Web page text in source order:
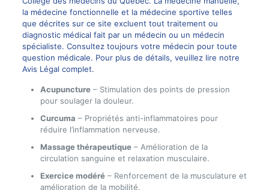
la médecine fonctionnelle et la médecine sportive telles
que décrites sur ce site excluent tout traitement ou
diagnostic médical fait par un médecin ou un médecin
spécialiste. Consultez toujours votre médecin pour toute
question médicale. Pour plus de détails, veuillez lire notre
Avis Légal complet.
Acupuncture– Stimulation des points de pression
pour soulager la douleur.
Curcuma – Propriétés anti-inflammatoires pour
réduire l’inflammation nerveuse.
Massage thérapeutique– Amélioration de la
circulation sanguine et relaxation musculaire.
Exercice modéré– Renforcement de la musculature et
amélioration de la mobilité.